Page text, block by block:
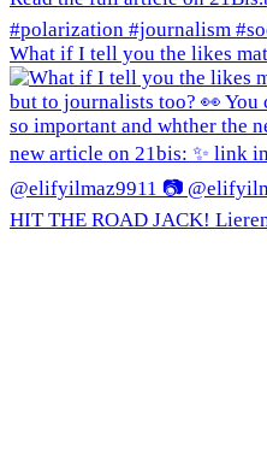
What if I tell you the likes
HIT THE ROAD JACK!